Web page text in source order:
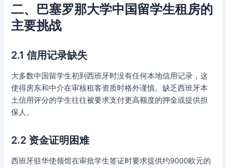
二、巴塞罗那大学中国留学生租房的
主要挑战
2.1 信用记录缺失
大多数中国留学生初到西班牙时没有任何本地信用记录，这
使得房东和中介在审核租客资质时格外谨慎。缺乏西班牙本
土信用评分的学生往往被要求支付更高额度的押金或提供担
保人。
2.2 资金证明困难
西班牙驻华使领馆在审批学生签证时要求提供约9000欧元的